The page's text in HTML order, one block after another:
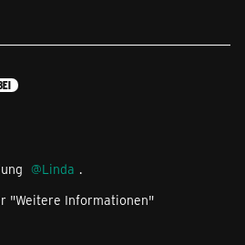
Linda .
"Weitere Informationen"